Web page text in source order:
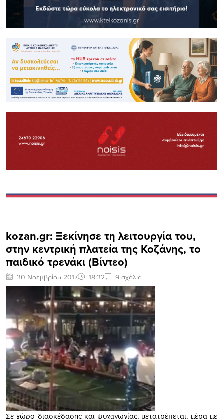
kozan.gr: Ξεκίνησε τη λειτουργία του,
στην κεντρική πλατεία της Κοζάνης, το
παιδικό τρενάκι (Βίντεο)
30 Νοεμβρίου 2017 18:32 9 σχόλια
Σε χώρο διασκέδασης και ψυχαγωγίας, μετατρέπεται, μέρα με